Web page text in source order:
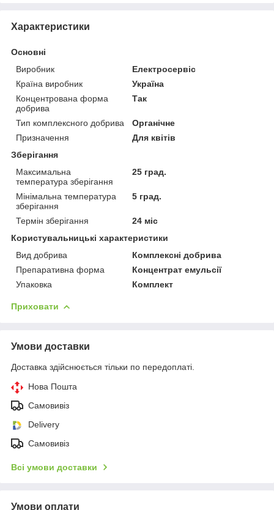
Характеристики
Основні
Виробник
Електросервіс
Країна виробник
Україна
Концентрована форма
добрива
Так
Тип комплексного добрива
Органічне
Призначення
Для квітів
Зберігання
Максимальна
температура зберігання
25 град.
Мінімальна температура
зберігання
5 град.
Термін зберігання
24 міс
Користувальницькі характеристики
Вид добрива
Комплексні добрива
Препаративна форма
Концентрат емульсії
Упаковка
Комплект
Приховати
Умови доставки
Доставка здійснюється тільки по передоплаті.
Нова Пошта
Самовивіз
Delivery
Самовивіз
Всі умови доставки
Умови оплати